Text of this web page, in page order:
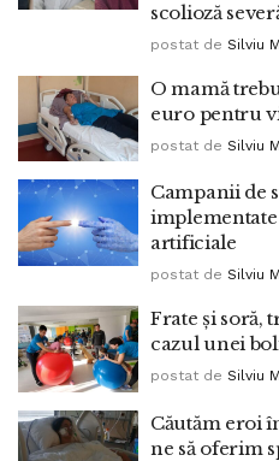
scolioză
postat de Silviu
O mamă
euro pentru
postat de Silviu
Campanii de
artificiale
postat de Silviu
Frate și soră,
cazul unei
postat de Silviu
Căutăm eroi
ne să oferim